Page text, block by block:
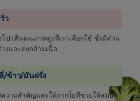
ว
โปรตีนคุณภาพสูงที่เราเลือกใช้ ซึ่งมีส่วน
งและคงกล้ามเนื้อ
/ข้าว/มันฝรั่ง
วามสำคัญและให้กากใยที่ช่วยให้สมอง